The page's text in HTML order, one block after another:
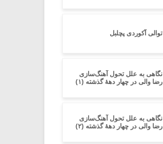
توالی آکوردی پچلبل
نگاهی به علل تحول آهنگ‌سازی
رضا والی در چهار دهۀ گذشته (۱)
نگاهی به علل تحول آهنگ‌سازی
رضا والی در چهار دهۀ گذشته (۲)